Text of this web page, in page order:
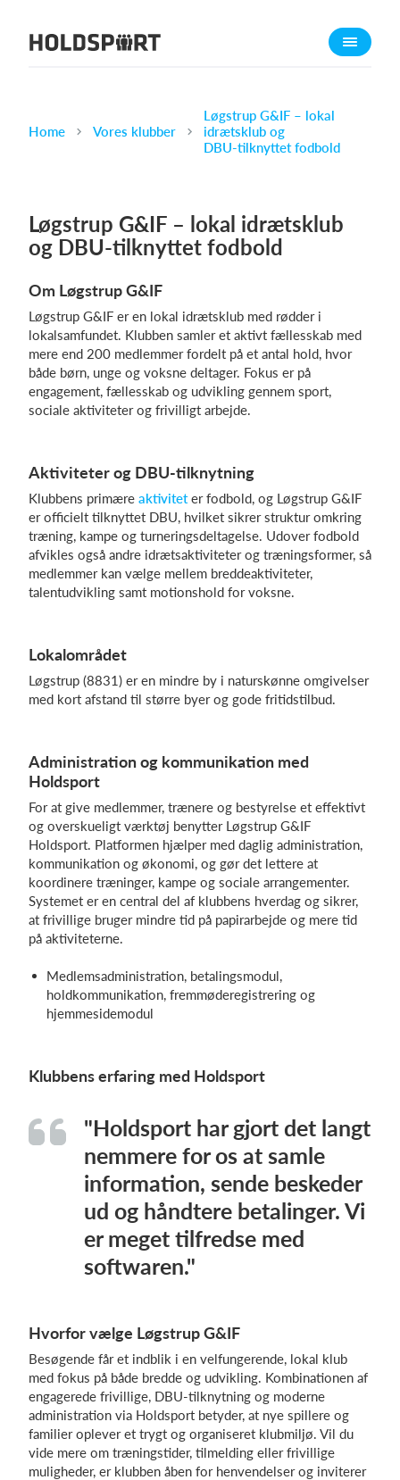
Om Holdsport
Karriere
Kalender
Kontingentopkrævning
Hjemmeside
Webshop
Billetsystem
Hvad koster det?
Home Vores klubber
Løgstrup G&IF – lokal
idrætsklub og
DBU‑tilknyttet fodbold
Løgstrup G&IF – lokal idrætsklub
og DBU‑tilknyttet fodbold
Om Løgstrup G&IF
Løgstrup G&IF er en lokal idrætsklub med rødder i
lokalsamfundet. Klubben samler et aktivt fællesskab med
mere end 200 medlemmer fordelt på et antal hold, hvor
både børn, unge og voksne deltager. Fokus er på
engagement, fællesskab og udvikling gennem sport,
sociale aktiviteter og frivilligt arbejde.
Aktiviteter og DBU-tilknytning
Klubbens primære aktiviteter fodbold, og Løgstrup G&IF
er officielt tilknyttet DBU, hvilket sikrer struktur omkring
træning, kampe og turneringsdeltagelse. Udover fodbold
afvikles også andre idrætsaktiviteter og træningsformer, så
medlemmer kan vælge mellem breddeaktiviteter,
talentudvikling samt motionshold for voksne.
Lokalområdet
Løgstrup (8831) er en mindre by i naturskønne omgivelser
med kort afstand til større byer og gode fritidstilbud.
Administration og kommunikation med
Holdsport
For at give medlemmer, trænere og bestyrelse et effektivt
og overskueligt værktøj benytter Løgstrup G&IF
Holdsport. Platformen hjælper med daglig administration,
kommunikation og økonomi, og gør det lettere at
koordinere træninger, kampe og sociale arrangementer.
Systemet er en central del af klubbens hverdag og sikrer,
at frivillige bruger mindre tid på papirarbejde og mere tid
på aktiviteterne.
Medlemsadministration, betalingsmodul,
holdkommunikation, fremmøderegistrering og
hjemmesidemodul
Klubbens erfaring med Holdsport
"Holdsport har gjort det langt
nemmere for os at samle
information, sende beskeder
ud og håndtere betalinger. Vi
er meget tilfredse med
softwaren."
Hvorfor vælge Løgstrup G&IF
Besøgende får et indblik i en velfungerende, lokal klub
med fokus på både bredde og udvikling. Kombinationen af
engagerede frivillige, DBU-tilknytning og moderne
administration via Holdsport betyder, at nye spillere og
familier oplever et trygt og organiseret klubmiljø. Vil du
vide mere om træningstider, tilmelding eller frivillige
muligheder, er klubben åben for henvendelser og inviterer